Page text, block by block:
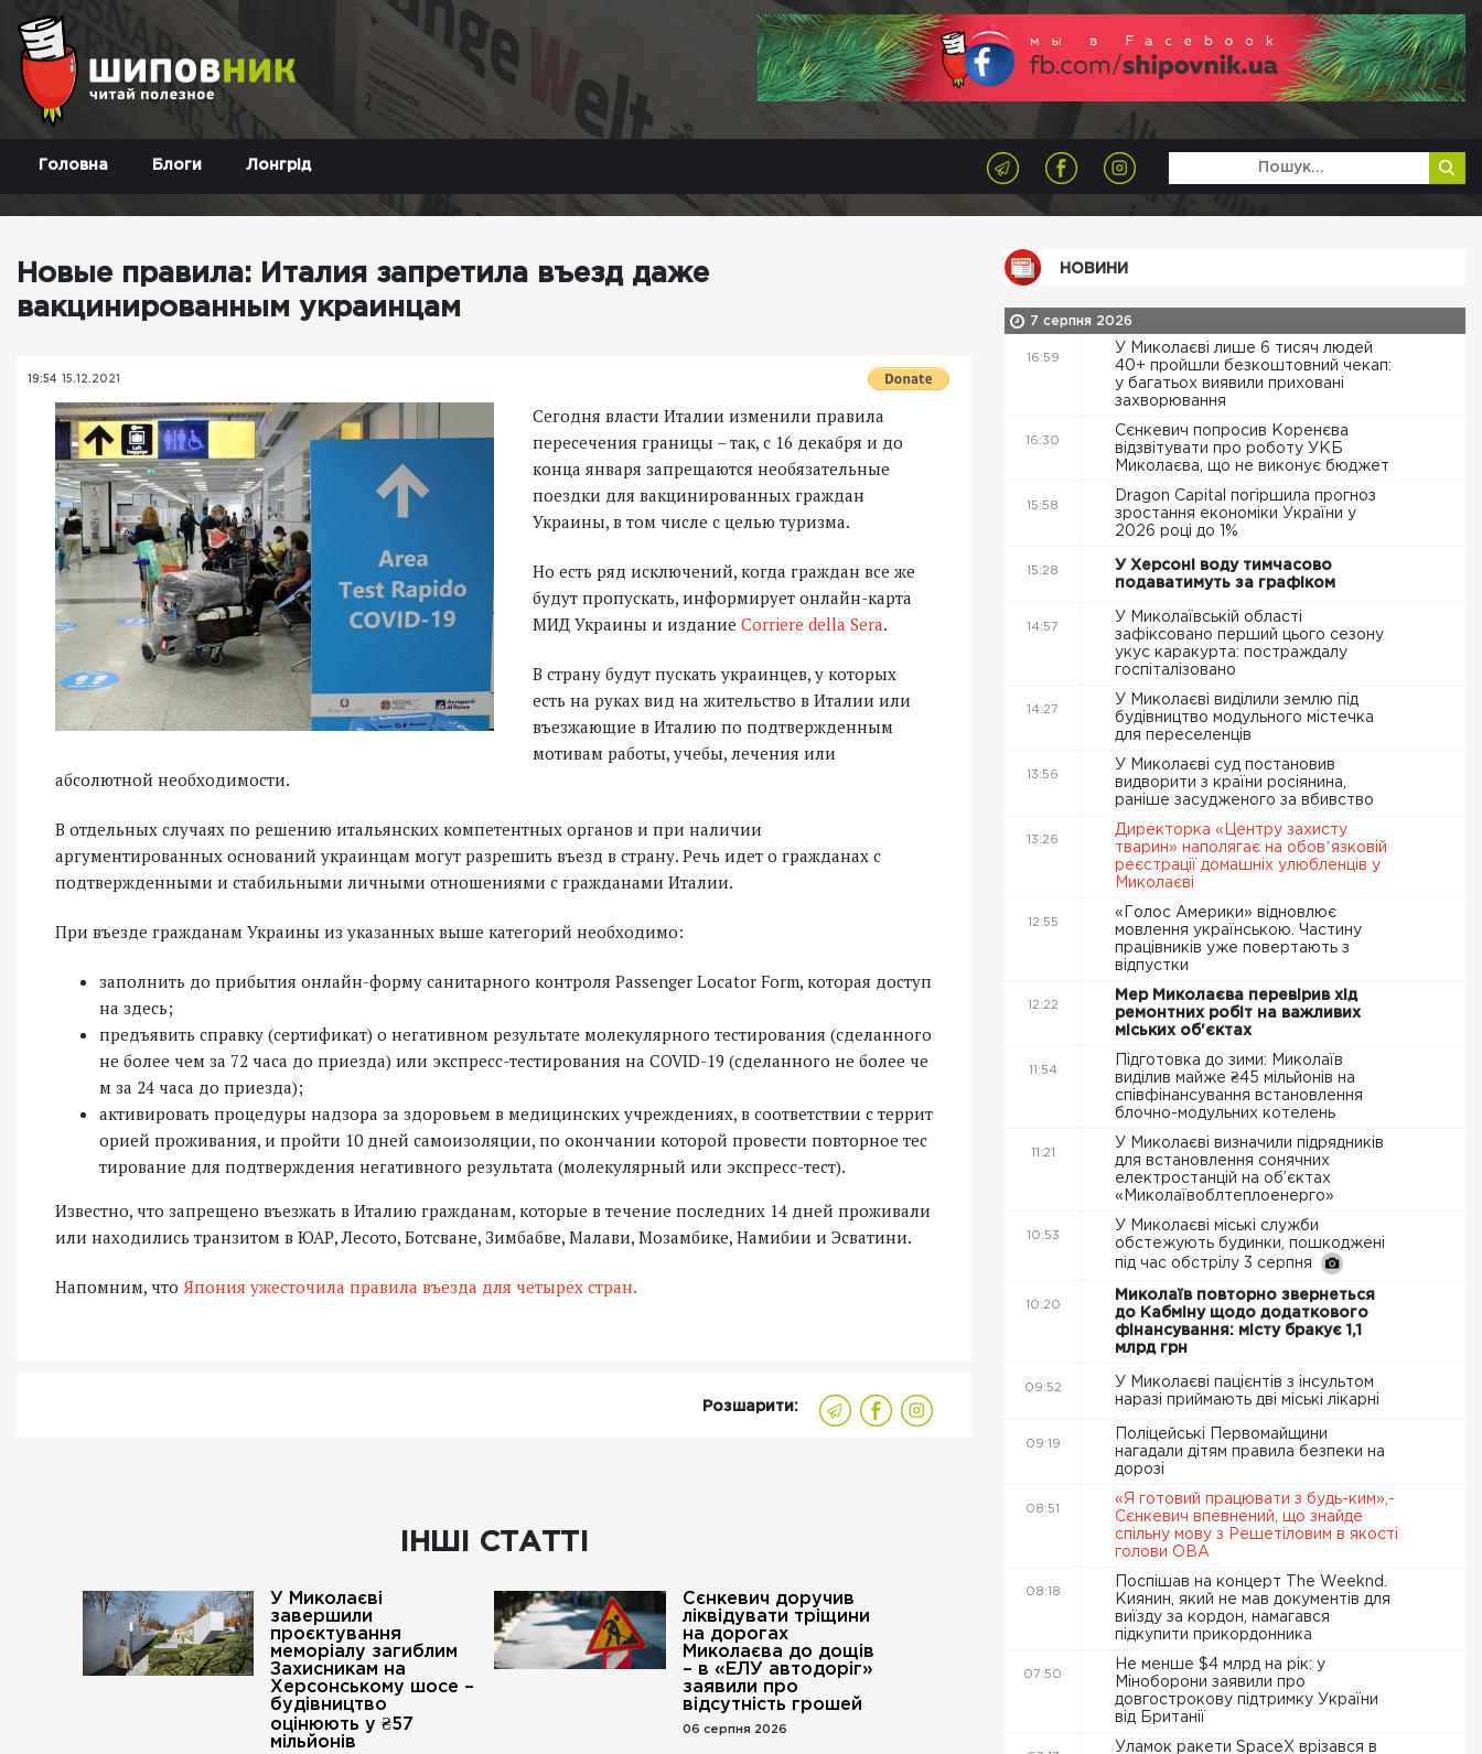
Головна Блоги Лонгрід
Новые правила: Италия запретила въезд даже
вакцинированным украинцам
19:54 15.12.2021
Сегодня власти Италии изменили правила
пересечения границы – так, с 16 декабря и до
конца января запрещаются необязательные
поездки для вакцинированных граждан
Украины, в том числе с целью туризма.
Но есть ряд исключений, когда граждан все же
будут пропускать, информирует онлайн-карта
МИД Украины и издание Corriere della Sera.
В страну будут пускать украинцев, у которых
есть на руках вид на жительство в Италии или
въезжающие в Италию по подтвержденным
мотивам работы, учебы, лечения или
абсолютной необходимости.
В отдельных случаях по решению итальянских компетентных органов и при наличии
аргументированных оснований украинцам могут разрешить въезд в страну. Речь идет о гражданах с
подтвержденными и стабильными личными отношениями с гражданами Италии.
При въезде гражданам Украины из указанных выше категорий необходимо:
заполнить до прибытия онлайн-форму санитарного контроля Passenger Locator Form, которая доступ
на здесь;
предъявить справку (сертификат) о негативном результате молекулярного тестирования (сделанного
не более чем за 72 часа до приезда) или экспресс-тестирования на COVID-19 (сделанного не более че
м за 24 часа до приезда);
активировать процедуры надзора за здоровьем в медицинских учреждениях, в соответствии с террит
орией проживания, и пройти 10 дней самоизоляции, по окончании которой провести повторное тес
тирование для подтверждения негативного результата (молекулярный или экспресс-тест).
Известно, что запрещено въезжать в Италию гражданам, которые в течение последних 14 дней проживали
или находились транзитом в ЮАР, Лесото, Ботсване, Зимбабве, Малави, Мозамбике, Намибии и Эсватини.
Напомним, что Япония ужесточила правила въезда для четырех стран.
Розшарити:
ІНШІ СТАТТІ
У Миколаєві
завершили
проєктування
меморіалу загиблим
Захисникам на
Херсонському шосе –
будівництво
оцінюють у ₴57
мільйонів
Сєнкевич доручив
ліквідувати тріщини
на дорогах
Миколаєва до дощів
– в «ЕЛУ автодоріг»
заявили про
відсутність грошей
06 серпня 2026
НОВИНИ
7 серпня 2026
16:59
У Миколаєві лише 6 тисяч людей
40+ пройшли безкоштовний чекап:
у багатьох виявили приховані
захворювання
16:30
Сєнкевич попросив Коренєва
відзвітувати про роботу УКБ
Миколаєва, що не виконує бюджет
15:58
Dragon Capital погіршила прогноз
зростання економіки України у
2026 році до 1%
15:28
У Херсоні воду тимчасово
подаватимуть за графіком
14:57
У Миколаївській області
зафіксовано перший цього сезону
укус каракурта: постраждалу
госпіталізовано
14:27
У Миколаєві виділили землю під
будівництво модульного містечка
для переселенців
13:56
У Миколаєві суд постановив
видворити з країни росіянина,
раніше засудженого за вбивство
13:26
Директорка «Центру захисту
тварин» наполягає на обовʼязковій
реєстрації домашніх улюбленців у
Миколаєві
12:55
«Голос Америки» відновлює
мовлення українською. Частину
працівників уже повертають з
відпустки
12:22
Мер Миколаєва перевірив хід
ремонтних робіт на важливих
міських об'єктах
11:54
Підготовка до зими: Миколаїв
виділив майже ₴45 мільйонів на
співфінансування встановлення
блочно-модульних котелень
11:21
У Миколаєві визначили підрядників
для встановлення сонячних
електростанцій на об’єктах
«Миколаївоблтеплоенерго»
10:53
У Миколаєві міські служби
обстежують будинки, пошкоджені
під час обстрілу 3 серпня
10:20
Миколаїв повторно звернеться
до Кабміну щодо додаткового
фінансування: місту бракує 1,1
млрд грн
09:52
У Миколаєві пацієнтів з інсультом
наразі приймають дві міські лікарні
09:19
Поліцейські Первомайщини
нагадали дітям правила безпеки на
дорозі
08:51
«Я готовий працювати з будь-ким»,-
Сєнкевич впевнений, що знайде
спільну мову з Решетіловим в якості
голови ОВА
08:18
Поспішав на концерт The Weeknd.
Киянин, який не мав документів для
виїзду за кордон, намагався
підкупити прикордонника
07:50
Не менше $4 млрд на рік: у
Міноборони заявили про
довгострокову підтримку України
від Британії
Уламок ракети SpaceX врізався в